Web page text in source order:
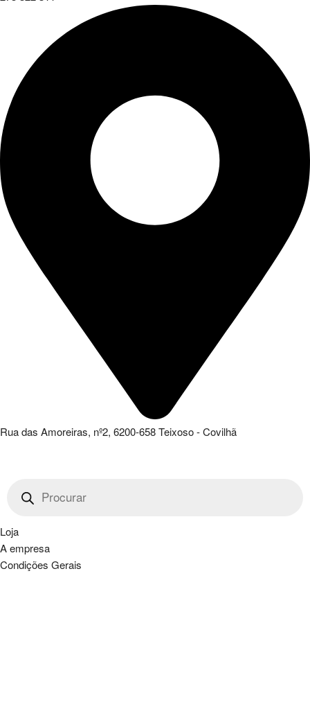
Rua das Amoreiras, nº2, 6200-658 Teixoso - Covilhã
search
Loja
A empresa
Condições Gerais